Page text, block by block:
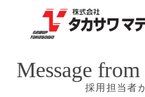
Message
採用担当者